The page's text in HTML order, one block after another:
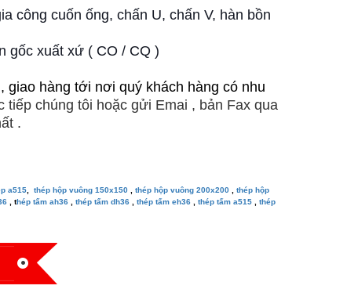
công cuốn ống, chấn U, chấn V, hàn bồn
gốc xuất xứ ( CO / CQ )
giao hàng tới nơi quý khách hàng có nhu
chúng tôi hoặc gửi Emai , bản Fax qua
.
a515 thép hộp vuông 150x150 thép hộp vuông 200x200
thép hộp
, thép tấm ah36 thép tấm dh36 thép tấm eh36 thép tấm a515
thép